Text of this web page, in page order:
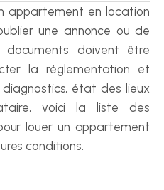
appartement en location
une annonce ou de
documents doivent être
la réglementation et
état des lieux
voici la liste des
louer un appartement
conditions.